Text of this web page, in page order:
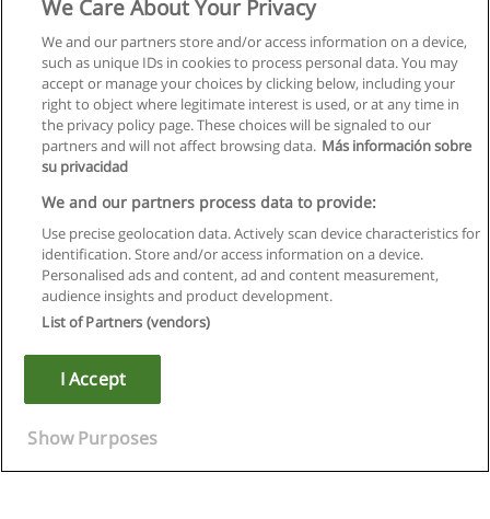
Kullanım koşulları
Gizlilik politikası
Copyright © Educaedu Business S.L. - CIF : B-95610580: -
We Care About Your Privacy
We and our partners store and/or access information on a device,
such as unique IDs in cookies to process personal data. You may
accept or manage your choices by clicking below, including your
right to object where legitimate interest is used, or at any time in
the privacy policy page. These choices will be signaled to our
partners and will not affect browsing data. Más información sobre
su privacidad
We and our partners process data to provide:
Use precise geolocation data. Actively scan device characteristics for
identification. Store and/or access information on a device.
Personalised ads and content, ad and content measurement,
audience insights and product development.
List of Partners (vendors)
I Accept
Show Purposes